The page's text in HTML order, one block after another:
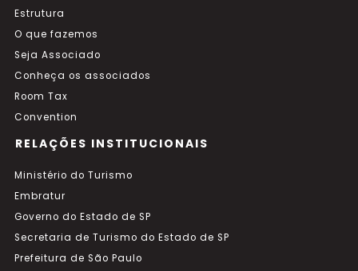
Estrutura
O que fazemos
Seja Associado
Conheça os associados
Room Tax
Convention
RELAÇÕES INSTITUCIONAIS
Ministério do Turismo
Embratur
Governo do Estado de SP
Secretaria de Turismo do Estado de SP
Prefeitura de São Paulo